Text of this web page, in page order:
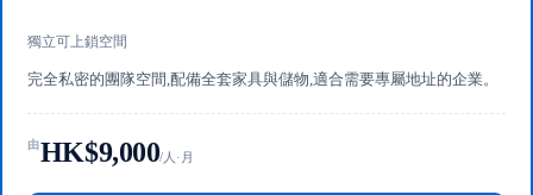
獨立可上鎖空間
完全私密的團隊空間,配備全套家具與儲物,適合需要專屬地址的企業。
由HK$9,000/人·月